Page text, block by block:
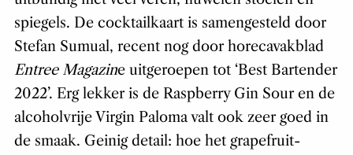
spiegels. De cocktailkaart is samengesteld door
Stefan Sumual, recent nog door horecavakblad
Entree Magazine uitgeroepen tot ‘Best Bartender
2022’. Erg lekker is de Raspberry Gin Sour en de
alcoholvrije Virgin Paloma valt ook zeer goed in
de smaak. Geinig detail: hoe het grapefruit-